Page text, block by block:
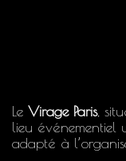
Le Virage Paris,
lieu événementiel
adapté à